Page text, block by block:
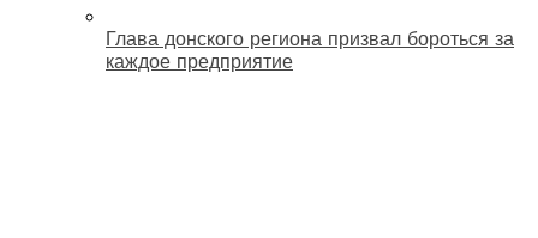
Глава донского региона призвал бороться за
каждое предприятие